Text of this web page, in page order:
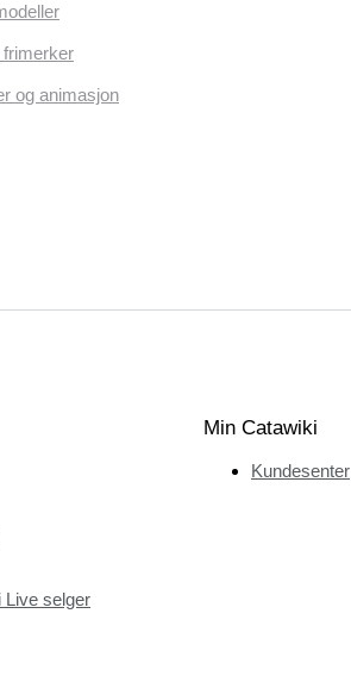
og animasjon
Live selger
Min Catawiki
Kundesenter